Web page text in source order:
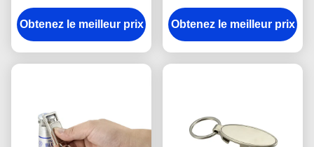
d'IMEGA gravant la
chaîne principale de
tire-bouchon de vin
Obtenez le meilleur prix
bouteille de pièce de
monnaie de chariot à
achats de support en
Obtenez le meilleur prix